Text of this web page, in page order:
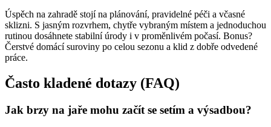
Úspěch na zahradě stojí na plánování, pravidelné péči a včasné
sklizni. S jasným rozvrhem, chytře vybraným místem a jednoduchou
rutinou dosáhnete stabilní úrody i v proměnlivém počasí. Bonus?
Čerstvé domácí suroviny po celou sezonu a klid z dobře odvedené
práce.
Často kladené dotazy (FAQ)
Jak brzy na jaře mohu začít se setím a výsadbou?